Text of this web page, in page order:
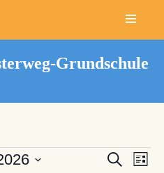
Grundschule
Suche
Liste